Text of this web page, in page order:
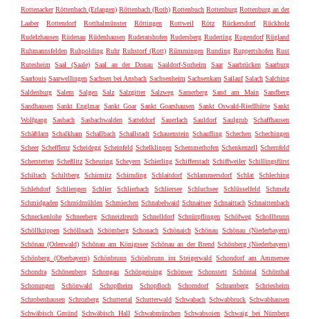
Rottenacker Röttenbach (Erlangen) Röttenbach (Roth) Rottenbuch Rottenburg Rottenburg an der
Laaber
Rottendorf Rotthalmünster Röttingen Rottweil Rötz Rückersdorf
Rückholz
Rudelzhausen Rüdenau Rüdenhausen Ruderatshofen Rudersberg Ruderting Rugendorf Rügland
Ruhmannsfelden Ruhpolding Ruhr Ruhstorf (Rott) Rümmingen Runding Ruppertshofen Rust
Rutesheim
Saal (Saale) Saal an der Donau Saaldorf-Surheim Saar Saarbrücken
Saarburg
Saarlouis Saarwellingen Sachsen bei Ansbach Sachsenheim Sachsenkam Sailauf Salach Salching
Saldenburg
Salem Salgen Salz Salzgitter Salzweg Samerberg Sand am Main
Sandberg
Sandhausen Sankt Englmar Sankt Goar Sankt Goarshausen Sankt Oswald-Riedlhütte Sankt
Wolfgang
Sasbach Sasbachwalden Satteldorf Sauerlach Sauldorf Saulgrub
Schaffhausen
Schäftlarn Schalkham Schallbach Schallstadt Schauenstein Schaufling Schechen Schechingen
Scheer Schefflenz Scheidegg Scheinfeld Schelklingen Schemmerhofen Schenkenzell Schernfeld
Scherstetten Scheßlitz Scheuring Scheyern Schierling Schifferstadt Schiffweiler Schillingsfürst
Schiltach
Schiltberg Schirmitz Schirnding Schlaitdorf Schlammersdorf Schlat
Schleching
Schlehdorf
Schliengen Schlier Schlierbach Schliersee Schluchsee Schlüsselfeld
Schmelz
Schmidgaden Schmidmühlen Schmiechen Schnabelwaid Schnaitsee Schnaittach Schnaittenbach
Schneckenlohe Schneeberg Schneizlreuth Schnelldorf Schnürpflingen Schöfweg Schollbrunn
Schöllkrippen Schöllnach Schömberg Schonach Schönaich Schönau Schönau (Niederbayern)
Schönau (Odenwald) Schönau am Königssee Schönau an der Brend Schönberg (Niederbayern)
Schönberg (Oberbayern) Schönbrunn Schönbrunn im Steigerwald Schondorf am Ammersee
Schondra
Schönenberg Schongau Schöngeising Schönsee Schonstett Schöntal
Schönthal
Schonungen
Schönwald Schopfheim Schopfloch Schorndorf Schramberg
Schriesheim
Schrobenhausen Schrozberg Schuttertal Schutterwald Schwabach Schwabbruck Schwabhausen
Schwäbisch Gmünd Schwäbisch Hall Schwabmünchen Schwabsoien Schwaig bei Nürnberg